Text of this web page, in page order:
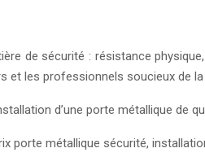
de sécurité : résistance
les professionnels soucieux de
d’une porte métallique de
métallique sécurité,